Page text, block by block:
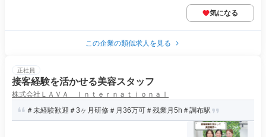
気になる
この企業の類似求人を見る
正社員
接客経験を活かせる美容スタッフ
株式会社ＬＡＶＡ Ｉｎｔｅｒｎａｔｉｏｎａｌ
＃未経験歓迎＃3ヶ月研修＃月36万可＃残業月5h＃調布駅